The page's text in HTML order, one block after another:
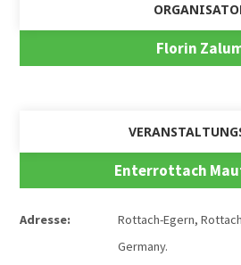
Florin
Enterrottach
Adresse: Rottach-Egern,
Germany.